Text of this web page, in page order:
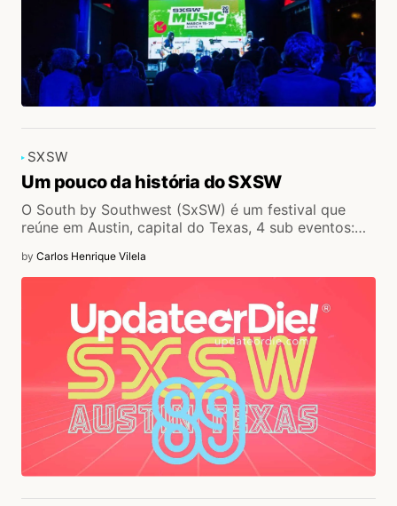
SXSW
Um pouco da história do SXSW
O South by Southwest (SxSW) é um festival que
reúne em Austin, capital do Texas, 4 sub eventos:…
by Carlos Henrique Vilela